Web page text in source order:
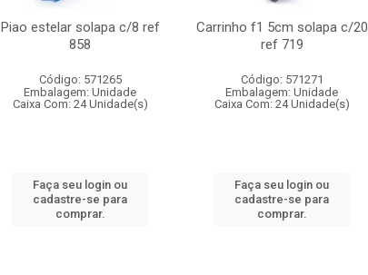
Piao estelar solapa c/8 ref
858
Código: 571265
Embalagem: Unidade
Caixa Com: 24 Unidade(s)
Faça seu login ou
cadastre-se para
comprar.
Carrinho f1 5cm solapa c/20
ref 719
Código: 571271
Embalagem: Unidade
Caixa Com: 24 Unidade(s)
Faça seu login ou
cadastre-se para
comprar.